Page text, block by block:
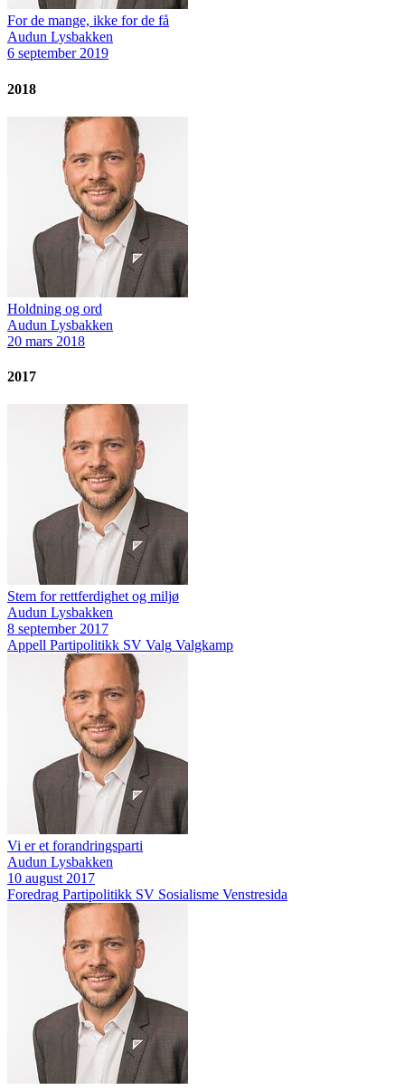
For de mange, ikke for de få
Audun Lysbakken
6 september 2019
2018
Holdning og ord
Audun Lysbakken
20 mars 2018
2017
Stem for rettferdighet og miljø
Audun Lysbakken
8 september 2017
Appell Partipolitikk SV Valg Valgkamp
Vi er et forandringsparti
Audun Lysbakken
10 august 2017
Foredrag Partipolitikk SV Sosialisme Venstresida